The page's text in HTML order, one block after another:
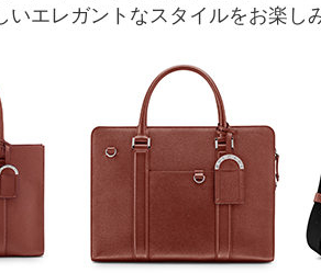
いエレガントなスタイルをお楽し